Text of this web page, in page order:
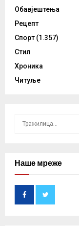
Обавјештења
Рецепт
Спорт (1.357)
Стил
Хроника
Читуље
cНаше мреже